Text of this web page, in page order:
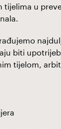
tijelima u
biti
tijelom,